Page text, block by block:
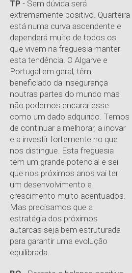
TP - Sem dúvida será
extremamente positivo. Quarteira
está numa curva ascendente e
dependerá muito de todos os
que vivem na freguesia manter
esta tendência. O Algarve e
Portugal em geral, têm
beneficiado da insegurança
noutras partes do mundo mas
não podemos encarar esse
como um dado adquirido. Temos
de continuar a melhorar, a inovar
e a investir fortemente no que
nos distingue. Esta freguesia
tem um grande potencial e sei
que nos próximos anos vai ter
um desenvolvimento e
crescimento muito acentuados.
Mas precisamos que a
estratégia dos próximos
autarcas seja bem estruturada
para garantir uma evolução
equilibrada.